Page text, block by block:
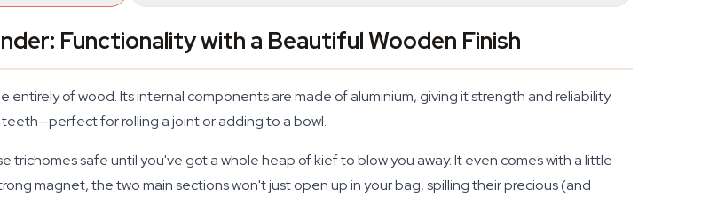
Functionality with a Beautiful Wooden Finish
of wood. Its internal components are made of aluminium, giving it strength and reliability.
for rolling a joint or adding to a bowl.
safe until you've got a whole heap of kief to blow you away. It even comes with a little
magnet, the two main sections won't just open up in your bag, spilling their precious (and